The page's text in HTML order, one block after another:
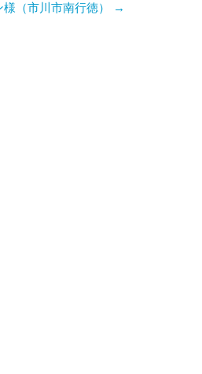
（市川市南行徳）
→